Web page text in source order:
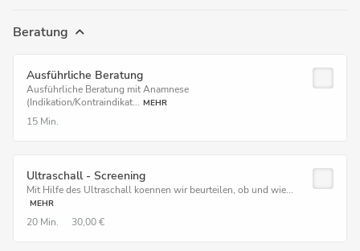
Beratung
Ausführliche Beratung
Ausführliche Beratung mit Anamnese
(Indikation/Kontraindikat... MEHR
15 Min.
Ultraschall - Screening
Mit Hilfe des Ultraschall koennen wir beurteilen, ob und wie...
MEHR
20 Min. 30,00 €